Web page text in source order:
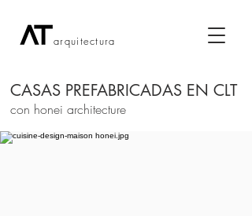
arquitectura
CASAS PREFABRICADAS EN CLT
con honei architecture